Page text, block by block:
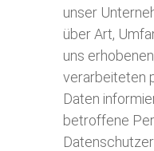
unser
über Art,
uns
verarbeiteten
Daten
betroffene